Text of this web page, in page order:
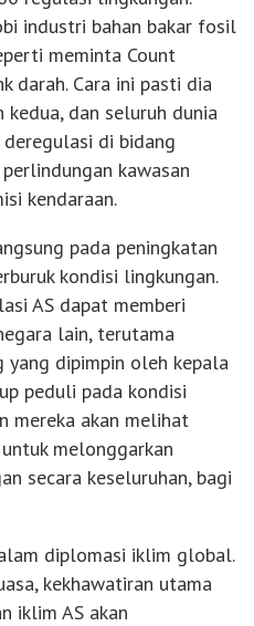
industri bahan bakar fosil
meminta Count
darah. Cara ini pasti dia
kedua, dan seluruh dunia
di bidang
kawasan
kendaraan.
pada peningkatan
kondisi lingkungan.
AS dapat memberi
lain, terutama
yang dipimpin oleh kepala
peduli pada kondisi
mereka akan melihat
melonggarkan
secara keseluruhan, bagi
diplomasi iklim global.
kekhawatiran utama
iklim AS akan